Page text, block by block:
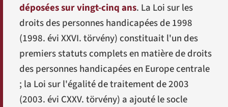
déposées sur vingt-cinq ans. La Loi sur les
droits des personnes handicapées de 1998
(1998. évi XXVI. törvény) constituait l'un des
premiers statuts complets en matière de droits
des personnes handicapées en Europe centrale
; la Loi sur l'égalité de traitement de 2003
(2003. évi CXXV. törvény) a ajouté le socle